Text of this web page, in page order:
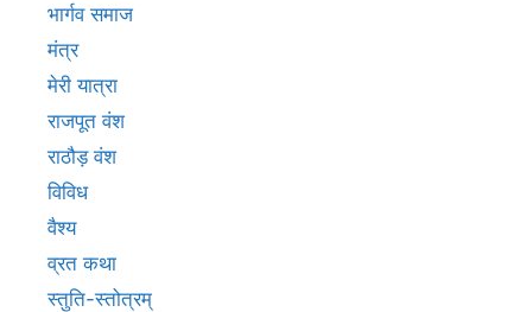
भार्गव समाज
मंत्र
मेरी यात्रा
राजपूत वंश
राठौड़ वंश
विविध
वैश्य
व्रत कथा
स्तुति-स्तोत्रम्